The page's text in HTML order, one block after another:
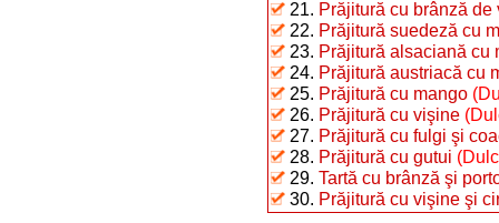
21. Prăjitură cu brânză de
22. Prăjitură suedeză cu
23. Prăjitură alsaciană cu
24. Prăjitură austriacă cu
25. Prăjitură cu mango
26. Prăjitură cu vişine
27. Prăjitură cu fulgi şi
28. Prăjitură cu gutui
29. Tartă cu brânză şi
30. Prăjitură cu vişine şi